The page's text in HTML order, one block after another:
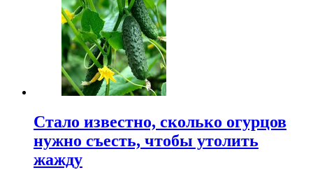
Стало известно, сколько огурцов
нужно съесть, чтобы утолить
жажду